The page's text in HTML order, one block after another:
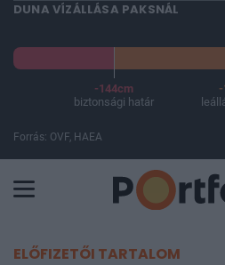
DUNA VÍZÁLLÁSA PAKSNÁL
-144cm
biztonsági határ
Forrás: OVF, HAEA
ELŐFIZETŐI TARTALOM